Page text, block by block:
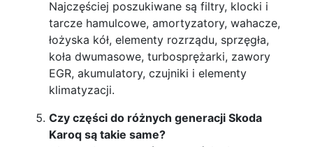
Najczęściej poszukiwane są filtry, klocki i
tarcze hamulcowe, amortyzatory, wahacze,
łożyska kół, elementy rozrządu, sprzęgła,
koła dwumasowe, turbosprężarki, zawory
EGR, akumulatory, czujniki i elementy
klimatyzacji.
Czy części do różnych generacji Skoda
Karoq są takie same?